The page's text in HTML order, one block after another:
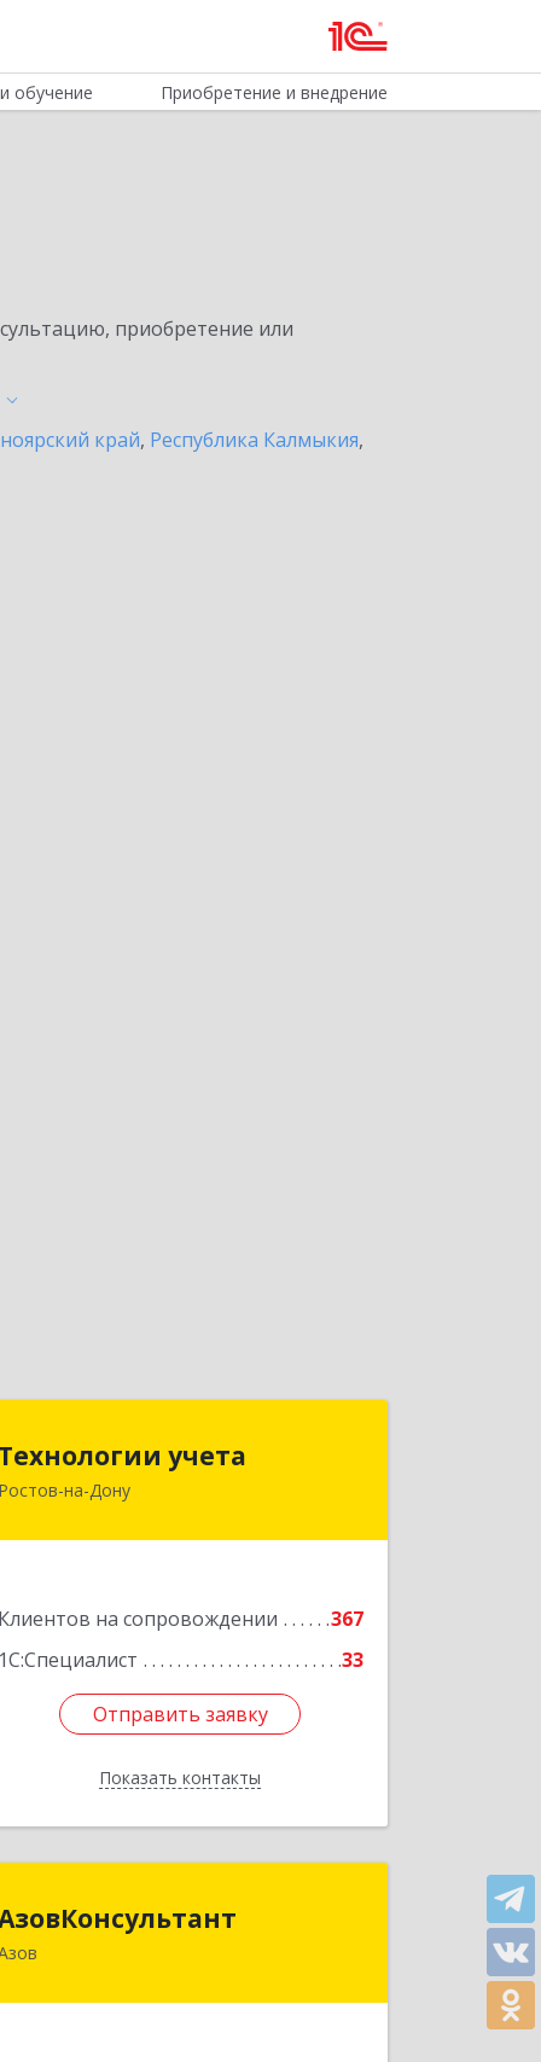
обучение Приобретение и внедрение
приобретение или
край, Республика Калмыкия,
Технологии учета
Ростов-на-Дону
Клиентов на сопровождении
367
1С:Специалист
33
Отправить заявку
Показать контакты
344064, Ростовская обл, Ростов-на-
Отправить заявку
Назад